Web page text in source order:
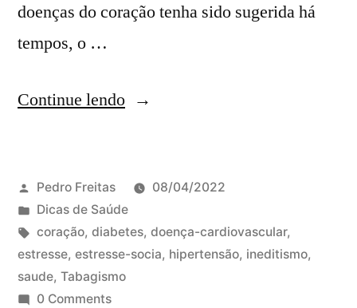
doenças do coração tenha sido sugerida há
tempos, o …
Continue lendo
Pedro Freitas
08/04/2022
Dicas de Saúde
coração, diabetes, doença-cardiovascular,
estresse, estresse-socia, hipertensão, ineditismo,
saude, Tabagismo
0 Comments